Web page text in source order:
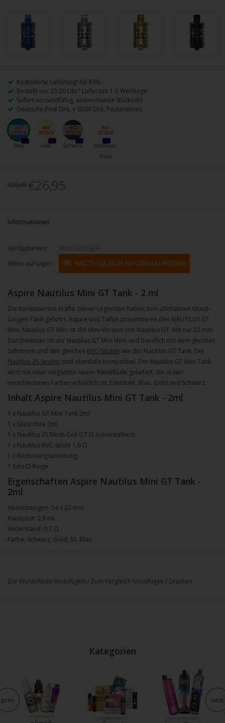
Kostenlose Lieferung! Ab €38,-
Bestellt vor 23:30 Uhr? Lieferzeit 1-2 Werktage
Sofort versandfähig, ausreichende Stückzahl
Deutsche Post DHL + 6500 DHL Packstations
0x
Blau
0x
Gold
0x
Schwarz
0x
Rostfreier
Stahl
€29,95 €26,95
Informationen
Verfügbarkeit:
Nicht auf Lager
Wenn auf Lager:
HALTEN SIE MICH AUF DEM LAUFENDEN
Aspire Nautilus Mini GT Tank - 2 ml
Die kombinierten Kräfte zweier Legenden haben zum ultimativen Mund-
Lungen-Tank geführt. Aspire und Taifun präsentieren den NAUTILUS GT
Mini. Nautilus GT Mini ist die Mini-Version von Nautilus GT. Mit nur 22 mm
Durchmesser ist der Nautilus GT Mini klein und handlich mit dem gleichen
Luftstrom und den gleichen BVC-Spulen wie der Nautilus GT Tank. Die
Nautilus 2S-Spulen sind ebenfalls kompatibel. Der Nautilus GT Mini Tank
wird mit einer eleganten neuen Metallhülle geliefert, die in vier
verschiedenen Farben erhältlich ist: Edelstahl, Blau, Gold und Schwarz.
Inhalt Aspire Nautilus Mini GT Tank - 2ml
1 x Nautilus GT Mini Tank 2ml
1 x Glasröhre 2ml
1 x Nautilus 2S Mesh Coil 0,7 Ω (vorinstalliert)
1 x Nautilus BVC-Spule 1,6 Ω
1 x Bedienungsanleitung
1 Satz O-Ringe
Eigenschaften Aspire Nautilus Mini GT Tank -
2ml
Abmessungen: 54 x 22 mm
Kapazität: 2,8 ml
Widerstand: 0,7 Ω
Farbe: Schwarz, Gold, SS, Blau
Zur Wunschliste hinzufügen / Zum Vergleich hinzufügen / Drucken
Kategorien
prev next